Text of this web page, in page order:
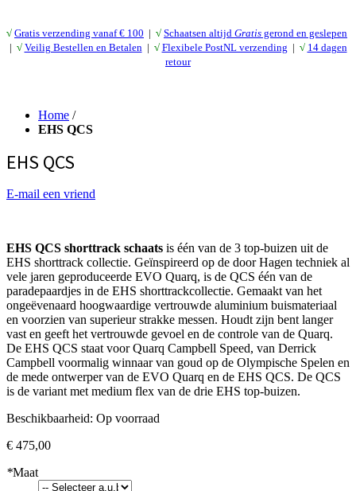
√ Gratis verzending vanaf € 100 | √ Schaatsen altijd Gratis gerond en geslepen
| √ Veilig Bestellen en Betalen | √ Flexibele PostNL verzending | √ 14 dagen
retour
Home /
EHS QCS
EHS QCS
E-mail een vriend
EHS QCS shorttrack schaats is één van de 3 top-buizen uit de
EHS shorttrack collectie. Geïnspireerd op de door Hagen techniek al
vele jaren geproduceerde EVO Quarq, is de QCS één van de
paradepaardjes in de EHS shorttrackcollectie. Gemaakt van het
ongeëvenaard hoogwaardige vertrouwde aluminium buismateriaal
en voorzien van superieur strakke messen. Houdt zijn bent langer
vast en geeft het vertrouwde gevoel en de controle van de Quarq.
De EHS QCS staat voor Quarq Campbell Speed, van Derrick
Campbell voormalig winnaar van goud op de Olympische Spelen en
de mede ontwerper van de EVO Quarq en de EHS QCS. De QCS
is de variant met medium flex van de drie EHS top-buizen.
Beschikbaarheid: Op voorraad
€ 475,00
*Maat